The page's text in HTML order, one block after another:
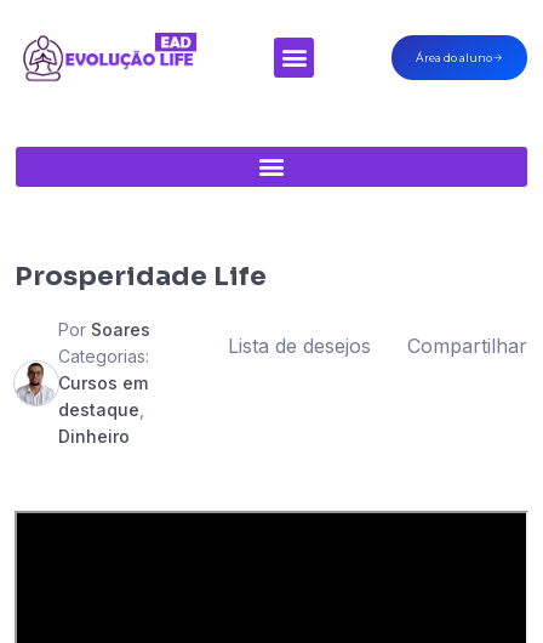
Área do aluno
Prosperidade Life
Por Soares
Categorias:
Cursos em
destaque
Dinheiro
Lista de desejos Compartilhar